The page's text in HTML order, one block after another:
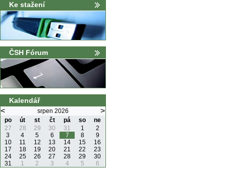
Ke stažení
ČSH Fórum
Kalendář
< srpen 2026 >
po út st čt pá so
ne
27
28 29 30 31 1
2
3
4 5 6 7 8
9
10
11 12 13 14 15
16
17
18 19 20 21 22
23
24
25 26 27 28 29
30
31
1 2 3 4 5 6